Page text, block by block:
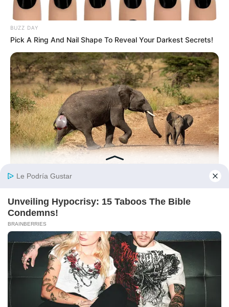
BUZZ DAY
Pick A Ring And Nail Shape To Reveal Your Darkest Secrets!
HABERION